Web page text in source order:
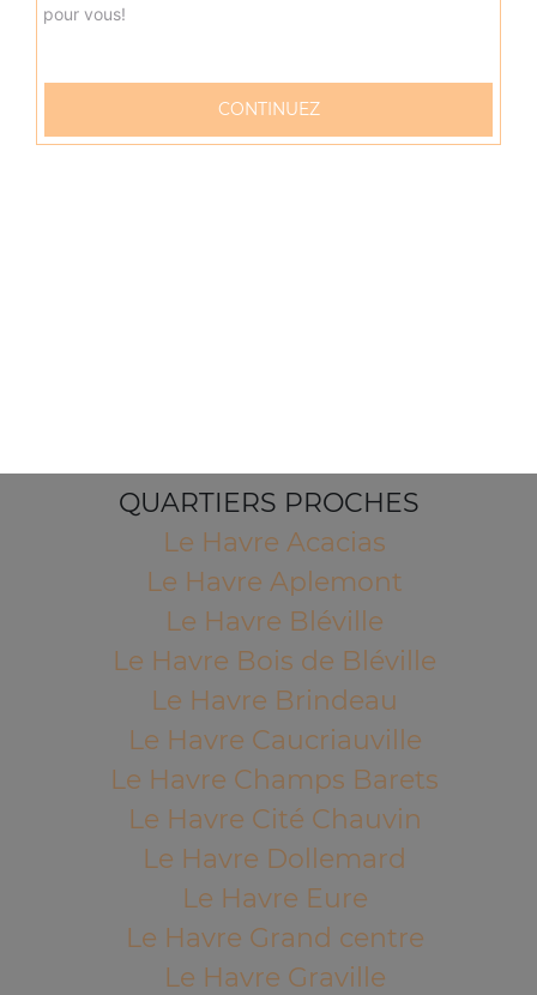
QUARTIERS PROCHES
Le Havre Acacias
Le Havre Aplemont
Le Havre Bléville
Le Havre Bois de Bléville
Le Havre Brindeau
Le Havre Caucriauville
Le Havre Champs Barets
Le Havre Cité Chauvin
Le Havre Dollemard
Le Havre Eure
Le Havre Grand centre
Le Havre Graville
pour vous!
CONTINUEZ